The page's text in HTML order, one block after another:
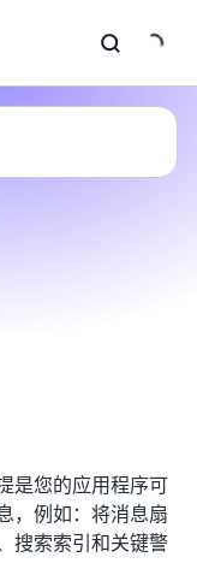
是您的应用程序可
，例如：将消息扇
搜索索引和关键警